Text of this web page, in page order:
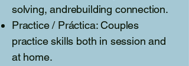
solving, andrebuilding connection.
Practice / Práctica: Couples
practice skills both in session and
at home.